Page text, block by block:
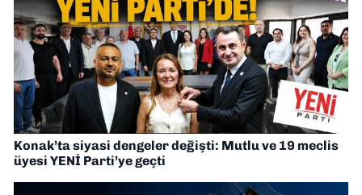
Konak’ta siyasi dengeler değişti: Mutlu ve 19 meclis
üyesi YENİ Parti’ye geçti